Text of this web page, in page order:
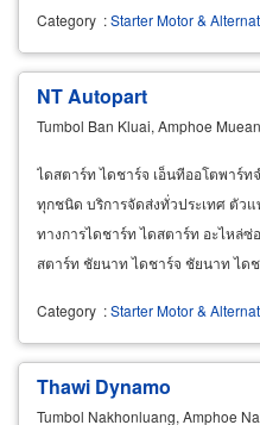
Category :Starter Motor &
NT Autopart
Tumbol Ban Kluai, Amphoe
ไดสตาร์ท ไดชาร์จ เอ็นทีออโตพาร์
ทุกชนิด บริการจัดส่งทั่วประเทศ ตัว
ทางการไดชาร์ท ไดสตาร์ท อะไหล่
สตาร์ท ชัยนาท ไดชาร์จ ชัยนาท ได
Category :Starter Motor &
Thawi Dynamo
Tumbol Nakhonluang, Amphoe